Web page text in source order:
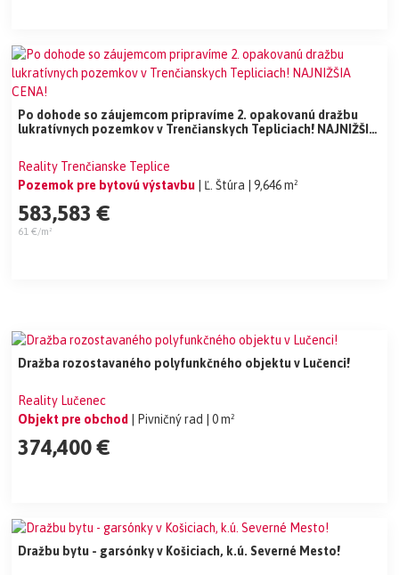
Po dohode so záujemcom pripravíme 2. opakovanú dražbu
lukratívnych pozemkov v Trenčianskych Tepliciach! NAJNIŽŠIA
Reality Trenčianske Teplice
Pozemok pre bytovú výstavbu
| Ľ. Štúra | 9,646 m²
583,583 €
61 €/m²
Dražba rozostavaného polyfunkčného objektu v Lučenci!
Reality Lučenec
Objekt pre obchod
| Pivničný rad | 0 m²
374,400 €
Dražbu bytu - garsónky v Košiciach, k.ú. Severné Mesto!